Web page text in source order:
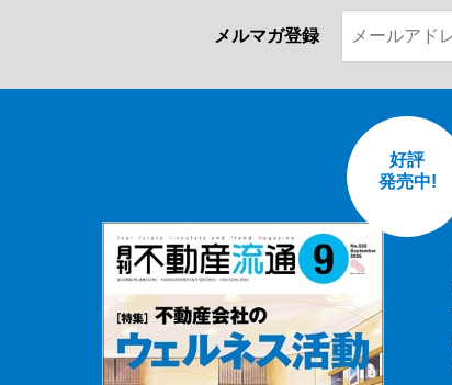
メルマガ登録
好評
発売中!